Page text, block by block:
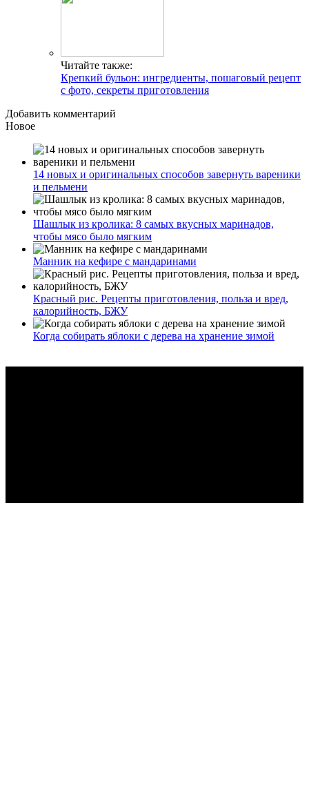
Читайте также:
Крепкий бульон: ингредиенты, пошаговый рецепт
с фото, секреты приготовления
Добавить комментарий
Новое
14 новых и оригинальных способов завернуть вареники
и пельмени
Шашлык из кролика: 8 самых вкусных маринадов,
чтобы мясо было мягким
Манник на кефире с мандаринами
Красный рис. Рецепты приготовления, польза и вред,
калорийность, БЖУ
Когда собирать яблоки с дерева на хранение зимой